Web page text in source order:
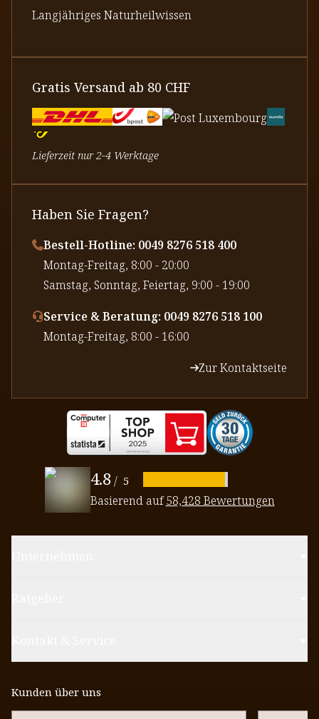
Langjähriges Naturheilwissen
Gratis Versand ab 80 CHF
Lieferzeit nur 2-4 Werktage
Haben Sie Fragen?
Bestell-Hotline: 0049 8276 518 400
⁠Montag-Freitag, 8:00 - 20:00
⁠Samstag, Sonntag, Feiertag, 9:00 - 19:00
Service & Beratung: 0049 8276 518 100
⁠Montag-Freitag, 8:00 - 16:00
Zur Kontaktseite
4.8 / 5
Basierend auf58,428 Bewertungen
Kunden über uns